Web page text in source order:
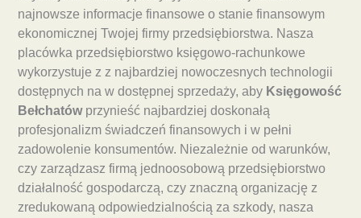
najnowsze informacje finansowe o stanie finansowym
ekonomicznej Twojej firmy przedsiębiorstwa. Nasza
placówka przedsiębiorstwo księgowo-rachunkowe
wykorzystuje z z najbardziej nowoczesnych technologii
dostępnych na w dostępnej sprzedaży, aby Księgowość
Bełchatówprzynieść najbardziej doskonałą
profesjonalizm świadczeń finansowych i w pełni
zadowolenie konsumentów. Niezależnie od warunków,
czy zarządzasz firmą jednoosobową przedsiębiorstwo
działalność gospodarczą, czy znaczną organizację z
zredukowaną odpowiedzialnością za szkody, nasza